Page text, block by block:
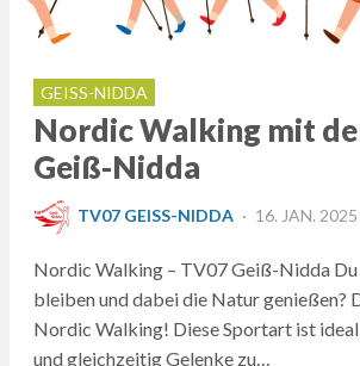
GEISS-NIDDA
Nordic Walking mit
Geiß-Nidda
TV07 GEISS-NIDDA
POSTED
16. JAN. 2025
Nordic Walking – TV07 Geiß-Nidda
bleiben und dabei die Natur genießen?
Nordic Walking! Diese Sportart ist
und gleichzeitig Gelenke zu…